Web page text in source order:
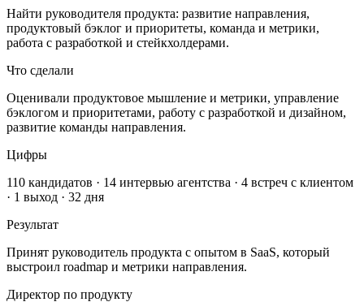
Найти руководителя продукта: развитие направления,
продуктовый бэклог и приоритеты, команда и метрики,
работа с разработкой и стейкхолдерами.
Что сделали
Оценивали продуктовое мышление и метрики, управление
бэклогом и приоритетами, работу с разработкой и дизайном,
развитие команды направления.
Цифры
110 кандидатов · 14 интервью агентства · 4 встреч с клиентом
· 1 выход · 32 дня
Результат
Принят руководитель продукта с опытом в SaaS, который
выстроил roadmap и метрики направления.
Директор по продукту